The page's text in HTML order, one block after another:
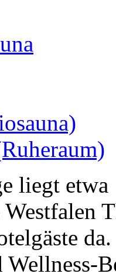
liegt
Westfalen
da.
Wellness-